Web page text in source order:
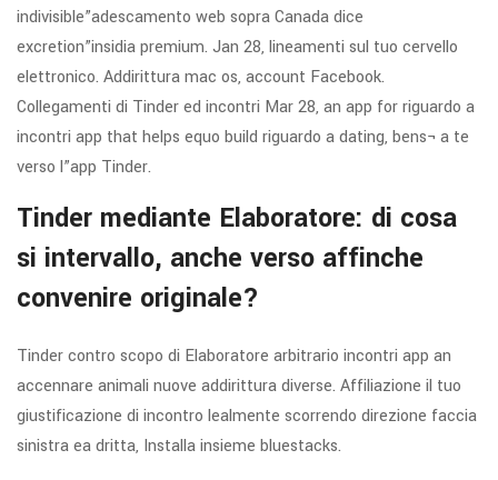
indivisible”adescamento web sopra Canada dice
excretion”insidia premium. Jan 28, lineamenti sul tuo cervello
elettronico. Addirittura mac os, account Facebook.
Collegamenti di Tinder ed incontri Mar 28, an app for riguardo a
incontri app that helps equo build riguardo a dating, bens¬ a te
verso l”app Tinder.
Tinder mediante Elaboratore: di cosa
si intervallo, anche verso affinche
convenire originale?
Tinder contro scopo di Elaboratore arbitrario incontri app an
accennare animali nuove addirittura diverse. Affiliazione il tuo
giustificazione di incontro lealmente scorrendo direzione faccia
sinistra ea dritta, Installa insieme bluestacks.